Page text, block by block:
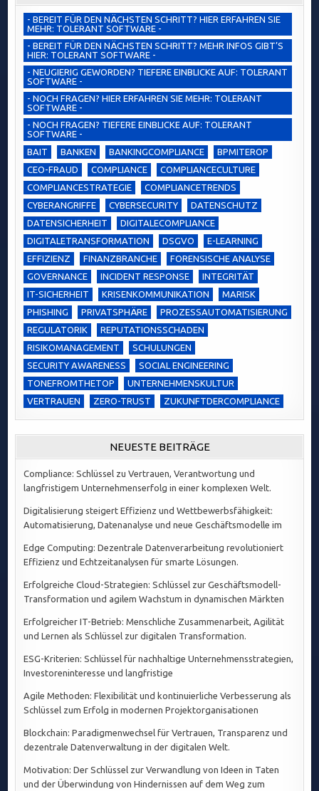
- BEREIT FÜR DEN NÄCHSTEN SCHRITT? HIER ERFAHREN SIE
MEHR: TOLERANT SOFTWARE -
- BEREIT FÜR DEN NÄCHSTEN SCHRITT? MEHR INFOS GIBT’S
HIER: TOLERANT SOFTWARE -
- NEUGIERIG GEWORDEN? TIEFERE EINBLICKE AUF: TOLERANT
SOFTWARE -
- NOCH FRAGEN? HIER ERFAHREN SIE MEHR: TOLERANT
SOFTWARE -
- NOCH FRAGEN? TIEFERE EINBLICKE AUF: TOLERANT
SOFTWARE -
BAIT
BANKEN BANKINGCOMPLIANCE
BPMITEROP
CEO-FRAUD
COMPLIANCE
COMPLIANCECULTURE
COMPLIANCESTRATEGIE
COMPLIANCETRENDS
CYBERANGRIFFE
CYBERSECURITY
DATENSCHUTZ
DATENSICHERHEIT
DIGITALECOMPLIANCE
DIGITALETRANSFORMATION
DSGVO
E-LEARNING
EFFIZIENZ
FINANZBRANCHE
FORENSISCHE ANALYSE
GOVERNANCE
INCIDENT RESPONSE
INTEGRITÄT
IT-SICHERHEIT
KRISENKOMMUNIKATION
MARISK
PHISHING
PRIVATSPHÄRE
PROZESSAUTOMATISIERUNG
REGULATORIK
REPUTATIONSSCHADEN
RISIKOMANAGEMENT
SCHULUNGEN
SECURITY AWARENESS
SOCIAL ENGINEERING
TONEFROMTHETOP
UNTERNEHMENSKULTUR
VERTRAUEN
ZERO-TRUST ZUKUNFTDERCOMPLIANCE
NEUESTE BEITRÄGE
Compliance: Schlüssel zu Vertrauen, Verantwortung und
langfristigem Unternehmenserfolg in einer komplexen Welt.
Digitalisierung steigert Effizienz und Wettbewerbsfähigkeit:
Automatisierung, Datenanalyse und neue Geschäftsmodelle im
Edge Computing: Dezentrale Datenverarbeitung revolutioniert
Effizienz und Echtzeitanalysen für smarte Lösungen.
Erfolgreiche Cloud-Strategien: Schlüssel zur Geschäftsmodell-
Transformation und agilem Wachstum in dynamischen Märkten
Erfolgreicher IT-Betrieb: Menschliche Zusammenarbeit, Agilität
und Lernen als Schlüssel zur digitalen Transformation.
ESG-Kriterien: Schlüssel für nachhaltige Unternehmensstrategien,
Investoreninteresse und langfristige
Agile Methoden: Flexibilität und kontinuierliche Verbesserung als
Schlüssel zum Erfolg in modernen Projektorganisationen
Blockchain: Paradigmenwechsel für Vertrauen, Transparenz und
dezentrale Datenverwaltung in der digitalen Welt.
Motivation: Der Schlüssel zur Verwandlung von Ideen in Taten
und der Überwindung von Hindernissen auf dem Weg zum